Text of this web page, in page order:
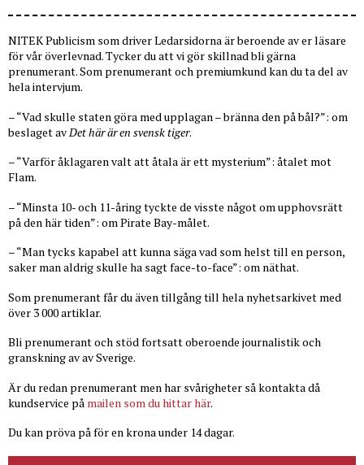
NITEK Publicism som driver Ledarsidorna är beroende av er läsare
för vår överlevnad. Tycker du att vi gör skillnad bli gärna
prenumerant. Som prenumerant och premiumkund kan du ta del av
hela intervjum.
– “Vad skulle staten göra med upplagan – bränna den på bål?”: om
beslaget avDet här är en svensk tiger.
– “Varför åklagaren valt att åtala är ett mysterium”: åtalet mot
Flam.
– “Minsta 10- och 11-åring tyckte de visste något om upphovsrätt
på den här tiden”: om Pirate Bay-målet.
– “Man tycks kapabel att kunna säga vad som helst till en person,
saker man aldrig skulle ha sagt face-to-face”: om näthat.
Som prenumerant får du även tillgång till hela nyhetsarkivet med
över 3 000 artiklar.
Bli prenumerant och stöd fortsatt oberoende journalistik och
granskning av av Sverige.
Är du redan prenumerant men har svårigheter så kontakta då
kundservice på mailen som du hittar här.
Du kan pröva på för en krona under 14 dagar.